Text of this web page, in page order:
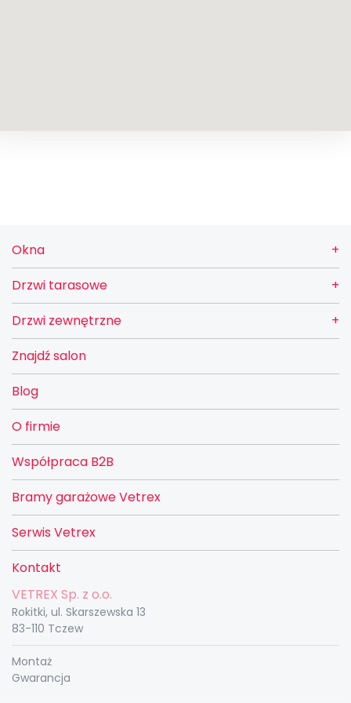
Okna
Drzwi tarasowe
Drzwi zewnętrzne
Znajdź salon
Blog
O firmie
Współpraca B2B
Bramy garażowe Vetrex
Serwis Vetrex
Kontakt
VETREX Sp. z o.o.
Rokitki, ul. Skarszewska 13
83-110 Tczew
Montaż
Gwarancja